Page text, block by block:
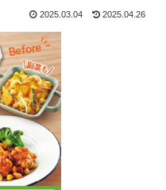
2025.03.04 2025.04.26